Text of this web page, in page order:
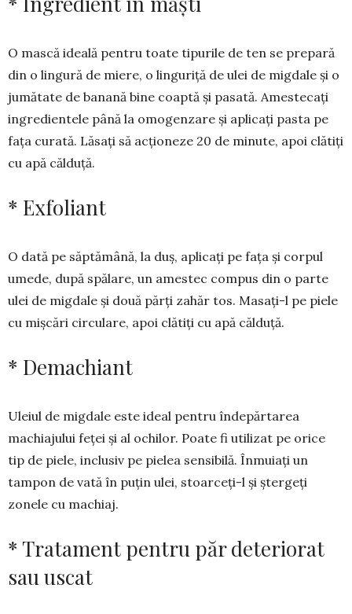
O mască ideală pentru toate ti­purile de ten se prepară
din o lingură de miere, o linguriţă de ulei de mig­dale și o
jumătate de banană bine coap­tă și pasată. Amestecaţi
ingre­di­entele până la omogenzare şi aplicaţi pasta pe
faţa curată. Lăsaţi să acţio­neze 20 de minute, apoi clătiţi
cu apă călduţă.
* Exfoliant
O dată pe săptămână, la duș, apli­caţi pe faţa și corpul
umede, după spălare, un amestec compus din o parte
ulei de migdale şi două părți zahăr tos. Masaţi-l pe piele
cu mişcări circulare, apoi clătiţi cu apă călduţă.
* Demachiant
Uleiul de migdale este ideal pen­tru îndepărtarea
machiajului feței și al ochilor. Poate fi utilizat pe orice
tip de piele, inclusiv pe pielea sensibilă. Înmuiaţi un
tampon de vată în puțin ulei, stoarceți-l şi ștergeți
zonele cu machiaj.
* Tratament pentru păr deteriorat
sau uscat